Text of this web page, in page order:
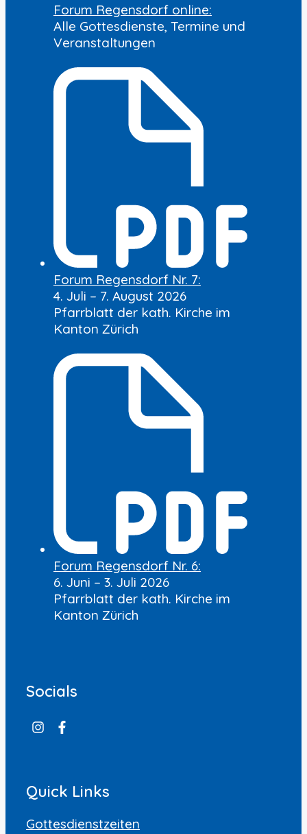
Forum Regensdorf online:
Alle Gottesdienste, Termine und
Veranstaltungen
Forum Regensdorf Nr. 7:
4. Juli – 7. August 2026
Pfarrblatt der kath. Kirche im
Kanton Zürich
Forum Regensdorf Nr. 6:
6. Juni – 3. Juli 2026
Pfarrblatt der kath. Kirche im
Kanton Zürich
Socials
Quick Links
Gottesdienstzeiten